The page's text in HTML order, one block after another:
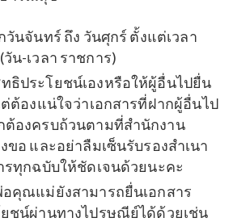
วันจันทร์ ถึง วันศุกร์ ตั้งแต่เวลา
วัน-เวลา ราชการ)
ธิประโยชน์เองหรือให้ผู้อื่นไปยื่น
ต้องแน่ใจว่าเอกสารที่ฝากผู้อื่นไป
องครบถ้วนตามที่สำนักงาน
ขอ และอย่าลืมเซ็นรับรองสำเนา
รทุกฉบับให้ชัดเจนด้วยนะคะ
คุณแม่ยังสามารถยื่นเอกสาร
ชน์ผ่านทางไปรษณีย์ได้ด้วยเช่น